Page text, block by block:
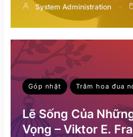
System Administration
Góp nhặt Trăm hoa đua
Lẽ Sống Của
Vọng – Viktor E.